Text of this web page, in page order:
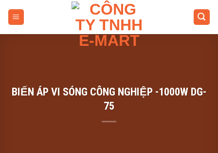
BIẾN ÁP VI SÓNG CÔNG NGHIỆP -1000W DG-
75